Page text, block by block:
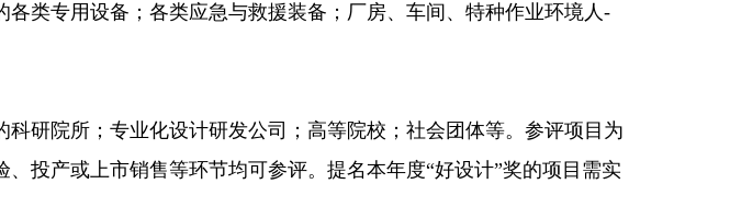
类专用设备；各类应急与救援装备；厂房、车间、特种作业环境人-
院所；专业化设计研发公司；高等院校；社会团体等。参评项目为
投产或上市销售等环节均可参评。提名本年度“好设计”奖的项目需实